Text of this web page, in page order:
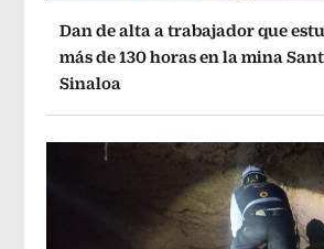
Dan de alta a trabajador que
más de 130 horas en la mina
Sinaloa